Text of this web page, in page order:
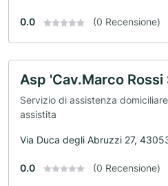
0.0 (0 Recensione)
Asp 'Cav.Marco Rossi
Servizio di assistenza domiciliare
assistita
Via Duca degli Abruzzi 27,
0.0 (0 Recensione)